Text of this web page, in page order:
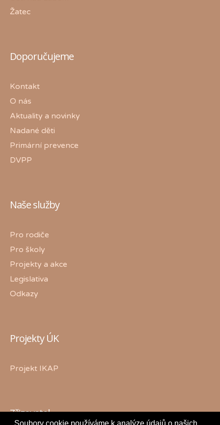
Žatec
Doporučujeme
Kontakt
O nás
Aktuality a novinky
Nadané děti
Primární prevence
DVPP
Naše služby
Pro rodiče
Pro školy
Projekty a akce
Legislativa
Odkazy
Projekty ÚK
Projekt IKAP
Zřizovatel